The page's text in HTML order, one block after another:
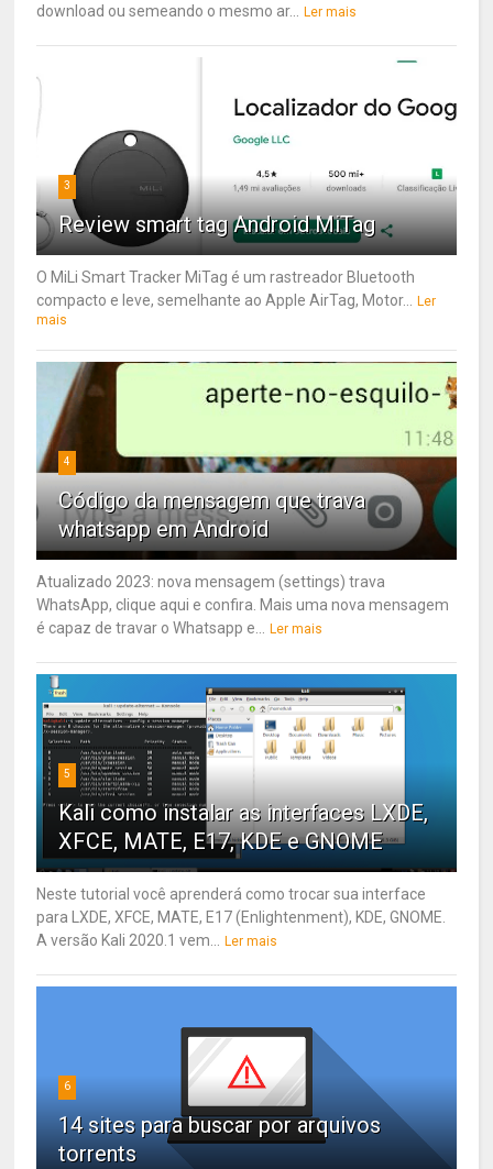
download ou semeando o mesmo ar...
Ler mais
3
Review smart tag Android MiTag
O MiLi Smart Tracker MiTag é um rastreador Bluetooth
compacto e leve, semelhante ao Apple AirTag, Motor...
Ler
mais
4
Código da mensagem que trava
whatsapp em Android
Atualizado 2023: nova mensagem (settings) trava
WhatsApp, clique aqui e confira. Mais uma nova mensagem
é capaz de travar o Whatsapp e...
Ler mais
5
Kali como instalar as interfaces LXDE,
XFCE, MATE, E17, KDE e GNOME
Neste tutorial você aprenderá como trocar sua interface
para LXDE, XFCE, MATE, E17 (Enlightenment), KDE, GNOME.
A versão Kali 2020.1 vem...
Ler mais
6
14 sites para buscar por arquivos
torrents